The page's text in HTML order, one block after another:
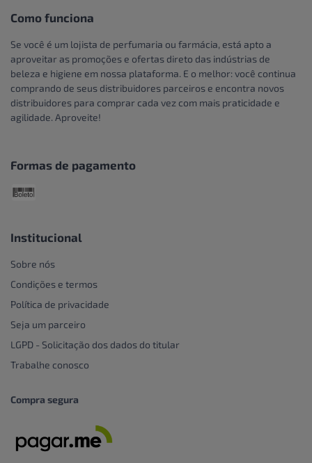
Como funciona
Se você é um lojista de perfumaria ou farmácia, está apto a
aproveitar as promoções e ofertas direto das indústrias de
beleza e higiene em nossa plataforma. E o melhor: você continua
comprando de seus distribuidores parceiros e encontra novos
distribuidores para comprar cada vez com mais praticidade e
agilidade. Aproveite!
Formas de pagamento
Institucional
Sobre nós
Condições e termos
Política de privacidade
Seja um parceiro
LGPD - Solicitação dos dados do titular
Trabalhe conosco
Compra segura